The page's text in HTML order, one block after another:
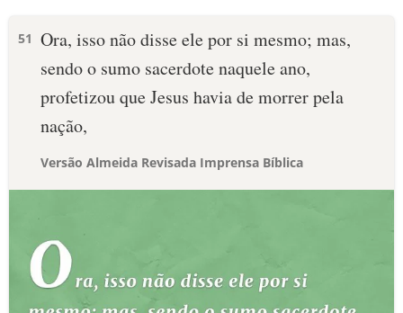
51 Ora, isso não disse ele por si mesmo; mas,
sendo o sumo sacerdote naquele ano,
profetizou que Jesus havia de morrer pela
nação,
Versão Almeida Revisada Imprensa Bíblica